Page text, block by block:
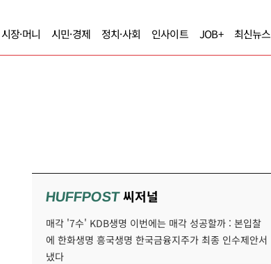
시장·머니 시민·경제 정치·사회 인사이트 JOB+ 최신뉴스
HUFFPOST씨저널
매각 '7수' KDB생명 이번에는 매각 성공할까 : 본입찰
에 한화생명 흥국생명 한국금융지주가 최종 인수제안서
냈다